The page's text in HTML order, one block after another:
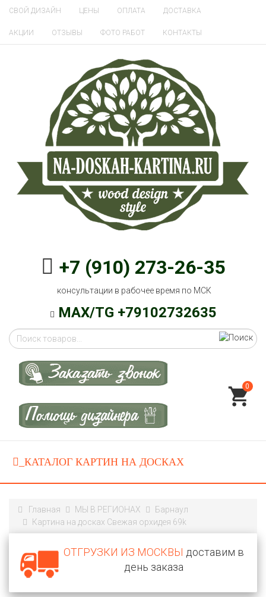
СВОЙ ДИЗАЙН ЦЕНЫ ОПЛАТА ДОСТАВКА
АКЦИИ ОТЗЫВЫ ФОТО РАБОТ КОНТАКТЫ
+7 (910) 273-26-35
консультации в рабочее время по МСК
MAX/TG +79102732635
0
Главная МЫ В РЕГИОНАХ
Барнаул
Картина на досках Свежая орхидея 69k
ОТГРУЗКИ ИЗ МОСКВЫ доставим в
день заказа